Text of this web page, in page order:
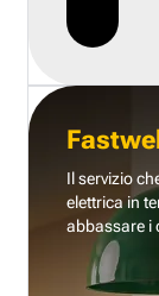
Il servizio
elettrica in
abbassare i